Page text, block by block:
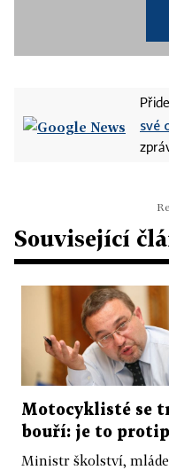
své
Související
Motocyklisté se
bouří: je to
Ministr školství,